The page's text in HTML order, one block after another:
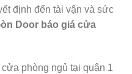
định đến tài vận và sức
Door báo giá cửa
phòng ngủ tại quận 1